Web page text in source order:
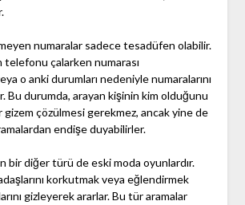
numaralar sadece tesadüfen olabilir.
çalarken numarası
o anki durumları nedeniyle numaralarını
Bu durumda, arayan kişinin kim olduğunu
çözülmesi gerekmez, ancak yine de
endişe duyabilirler.
bir diğer türü de eski moda oyunlardır.
korkutmak veya eğlendirmek
gizleyerek ararlar. Bu tür aramalar